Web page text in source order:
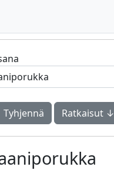
Tyhjennä Ratkaisut ↓